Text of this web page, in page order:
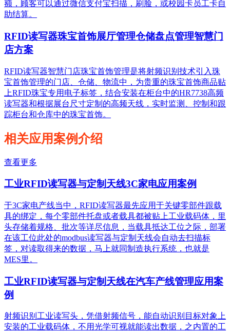
额，顾客可以通过微信支付宝扫描，刷脸，或校园卡员工卡自
助结算。
RFID读写器珠宝首饰展厅管理仓储盘点管理智慧门
店方案
RFID读写器智慧门店珠宝首饰管理是将射频识别技术引入珠
宝首饰管理的门店、仓储、物流中，为贵重的珠宝首饰商品贴
上RFID珠宝专用电子标签，结合安装在柜台中的HR7738高频
读写器和根据展台尺寸定制的高频天线，实时监测、控制和跟
踪柜台和仓库中的珠宝首饰。
相关应用案例介绍
查看更多
工业RFID读写器与定制天线3C家电应用案例
于3C家电产线当中，RFID读写器最先应用于关键零部件跟载
具的绑定，每个零部件托盘或者载具都被贴上工业载码体，里
头存储着规格、批次等详尽信息，当载具抵达工位之际，部署
在该工位此处的modbus读写器与定制天线会自动去扫描标
签，对读取得来的数据，马上就同制造执行系统，也就是
MES里。
工业RFID读写器与定制天线在汽车产线管理应用案
例
射频识别工业读写头，凭借射频信号，能自动识别目标对象上
安装的工业载码体，不用光学可视就能读出数据，之内置的工